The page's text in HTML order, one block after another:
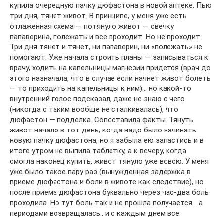
купила очередную пачку дюфастона в новой аптеке. Пью
три дня, тянет живот. В принципе, у меня уже есть
отлаженная схема — потянуло живот — свечку
папаверина, полежать и все проходит. Но не проходит.
Три дня тянет и тянет, ни папаверин, ни «полежать» не
помогают. Уже начала строить планы — записываться к
врачу, ходить на капельницы магнезии придется (врач до
этого назначала, что в случае если начнет живот болеть
— то приходить на капельницы к ним)… но какой-то
внутренний голос подсказал, даже не знаю с чего
(никогда с таким вообще не сталкивалась), что
дюфастон — подделка. Сопоставила факты. Тянуть
живот начало в тот день, когда надо было начинать
новую пачку дюфастона, но я забыла ею запастись и в
итоге утром не выпила таблетку, а к вечеру, когда
смогла наконец купить, живот тянуло уже вовсю. У меня
уже было такое пару раз (вынужденная задержка в
приеме дюфастона и боли в животе как следствие), но
после приема дюфастона буквально через час-два боль
проходила. Но тут боль так и не прошла получается… а
периодами возвращалась.. и с каждым днем все